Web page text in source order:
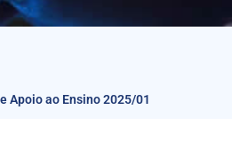
Apoio ao Ensino 2025/01